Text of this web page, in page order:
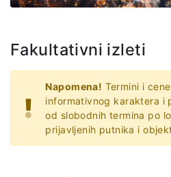
Fakultativni izleti
Napomena! Termini i
informativnog karaktera i
od slobodnih termina po
prijavljenih putnika i